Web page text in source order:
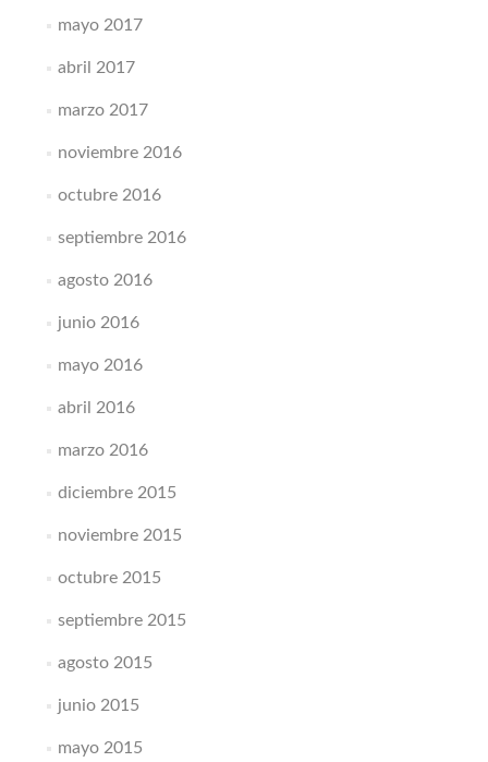
mayo 2017
abril 2017
marzo 2017
noviembre 2016
octubre 2016
septiembre 2016
agosto 2016
junio 2016
mayo 2016
abril 2016
marzo 2016
diciembre 2015
noviembre 2015
octubre 2015
septiembre 2015
agosto 2015
junio 2015
mayo 2015